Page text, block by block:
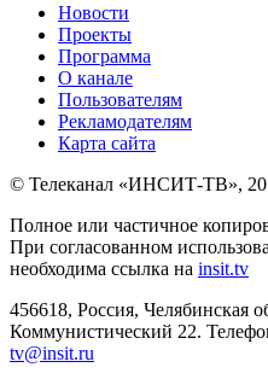
Новости
Проекты
Программа
О канале
Пользователям
Рекламодателям
Карта сайта
© Телеканал «ИНСИТ-ТВ»,
Полное или частичное
При согласованном
необходима ссылка на insit.tv
456618, Россия, Челябинская
Коммунистический 22.
tv@insit.ru